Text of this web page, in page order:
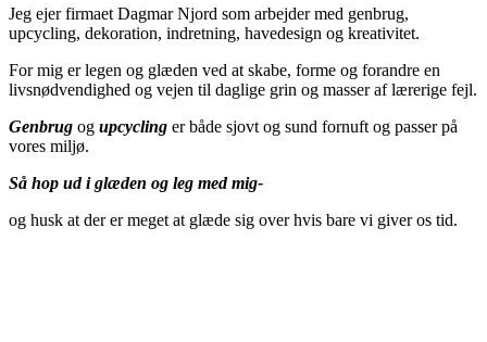
Jeg ejer firmaet Dagmar Njord som arbejder med genbrug,
upcycling, dekoration, indretning, havedesign og kreativitet.
For mig er legen og glæden ved at skabe, forme og forandre en
livsnødvendighed og vejen til daglige grin og masser af lærerige fejl.
Genbrug og upcycling er både sjovt og sund fornuft og passer på
vores miljø.
Så hop ud i glæden og leg med mig-
og husk at der er meget at glæde sig over hvis bare vi giver os tid.